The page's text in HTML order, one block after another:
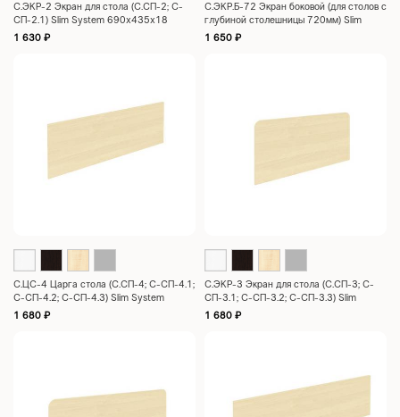
С.ЭКР-2 Экран для стола (С.СП-2; С-
СП-2.1) Slim System 690x435x18
1 630 ₽
С.ЭКР.Б-72 Экран боковой (для столов с
глубиной столешницы 720мм) Slim
System 720х435х18
1 650 ₽
С.ЦC-4 Царга стола (С.СП-4; С-СП-4.1;
С-СП-4.2; С-СП-4.3) Slim System
970x360x18
1 680 ₽
С.ЭКР-3 Экран для стола (С.СП-3; С-
СП-3.1; С-СП-3.2; С-СП-3.3) Slim
System 890x435x18
1 680 ₽